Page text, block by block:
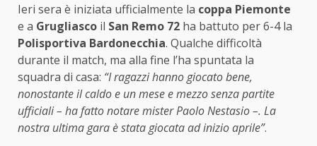
Ieri sera è iniziata ufficialmente la coppa Piemonte
e a Grugliasco il San Remo 72 ha battuto per 6-4 la
Polisportiva Bardonecchia. Qualche difficoltà
durante il match, ma alla fine l’ha spuntata la
squadra di casa: “I ragazzi hanno giocato bene,
nonostante il caldo e un mese e mezzo senza partite
ufficiali – ha fatto notare mister Paolo Nestasio –. La
nostra ultima gara è stata giocata ad inizio aprile”.